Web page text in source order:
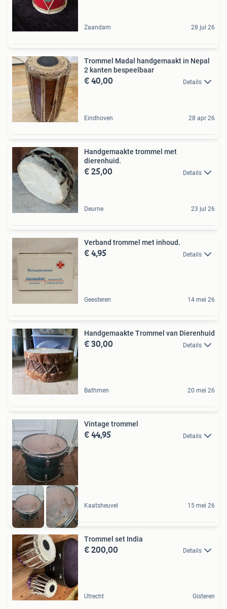
Zaandam 28 jul 26
Trommel Madal handgemaakt in Nepal
2 kanten bespeelbaar
€ 40,00 Details
Eindhoven 28 apr 26
Handgemaakte trommel met
dierenhuid.
€ 25,00 Details
Deurne 23 jul 26
Verband trommel met inhoud.
€ 4,95 Details
Geesteren 14 mei 26
Handgemaakte Trommel van Dierenhuid
€ 30,00 Details
Bathmen 20 mei 26
Vintage trommel
€ 44,95 Details
Kaatsheuvel 15 mei 26
Trommel set India
€ 200,00 Details
Utrecht Gisteren